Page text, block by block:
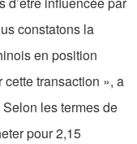
constatons la
en position
cette transaction », a
les termes de
pour 2,15